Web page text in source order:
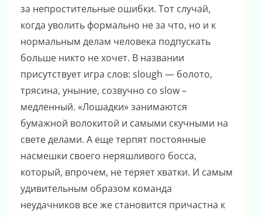
за непростительные ошибки. Тот случай,
когда уволить формально не за что, но и к
нормальным делам человека подпускать
больше никто не хочет. В названии
присутствует игра слов: slough — болото,
трясина, уныние, созвучно со slow –
медленный. «Лошадки» занимаются
бумажной волокитой и самыми скучными на
свете делами. А еще терпят постоянные
насмешки своего неряшливого босса,
который, впрочем, не теряет хватки. И самым
удивительным образом команда
неудачников все же становится причастна к